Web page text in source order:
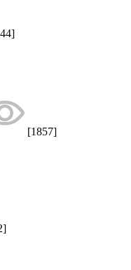
[1857]